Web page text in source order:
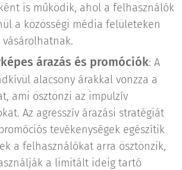
is működik, ahol a felhasználók
a közösségi média felületeken
vásárolhatnak.
árazás és promóciók: A
alacsony árakkal vonzza a
ami ösztönzi az impulzív
Az agresszív árazási stratégiát
tevékenységek egészítik
a felhasználókat arra ösztönzik,
a limitált ideig tartó